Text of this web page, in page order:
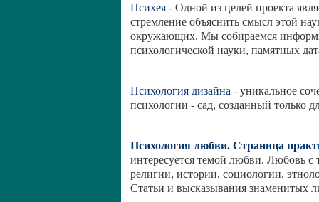
Психея - Одной из целей проекта
стремление объяснить смысл этой
окружающих. Мы собираемся
психологической науки, памятных
Психология дизайна - уникальное
психологии - сад, созданный только
Психология любви. Страница
интересуется темой любви. Любовь
религии, истории, социологии,
Статьи и высказывания знаменитых